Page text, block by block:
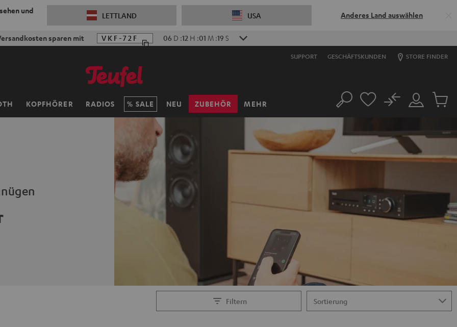
und
LETTLAND USA Anderes Land auswählen
sparen mit VKF-72F 06 D :12 H :01 M :18 S
SUPPORT GESCHÄFTSKUNDEN STORE FINDER
KOPFHÖRER RADIOS SALE NEU ZUBEHÖR MEHR Suche
Mein
No
Artikel
Filtern